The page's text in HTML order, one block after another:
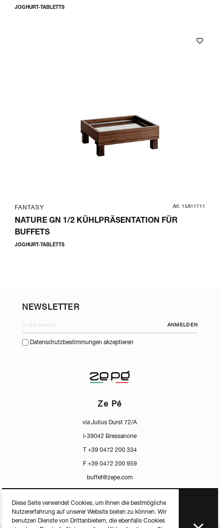
JOGHURT-TABLETTS
FANTASY Art. 15A11711
NATURE GN 1/2 KÜHLPRÄSENTATION FÜR
BUFFETS
JOGHURT-TABLETTS
NEWSLETTER
ANMELDEN
Datenschutzbestimmungen akzeptieren
Ze Pé
via Julius Durst 72/A
I-39042 Bressanone
T +39 0472 200 334
F +39 0472 200 959
buffet@zepe.com
Diese Seite verwendet Cookies, um Ihnen die bestmögliche
Nutzererfahrung auf unserer Website bieten zu können. Wir
benutzen Dienste von Drittanbietern, die ebenfalls Cookies